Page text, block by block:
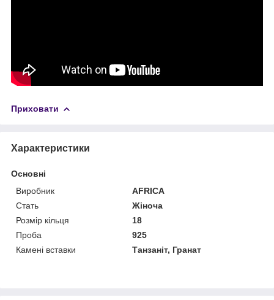
Приховати
Характеристики
Основні
Виробник
AFRICA
Стать
Жіноча
Розмір кільця
18
Проба
925
Камені вставки
Танзаніт, Гранат